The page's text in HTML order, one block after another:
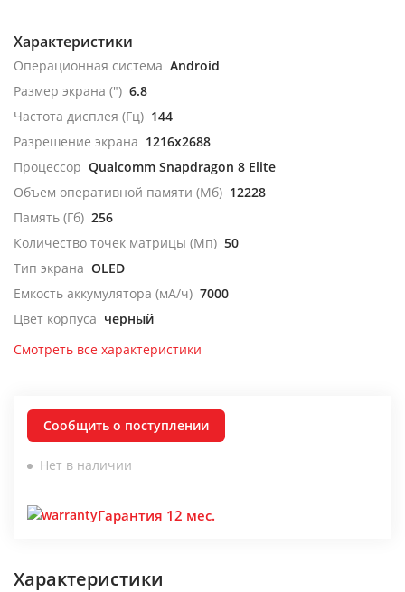
Характеристики
Операционная система Android
Размер экрана (") 6.8
Частота дисплея (Гц) 144
Разрешение экрана 1216x2688
Процессор Qualcomm Snapdragon 8 Elite
Объем оперативной памяти (Мб) 12228
Память (Гб) 256
Количество точек матрицы (Мп) 50
Тип экрана OLED
Емкость аккумулятора (мА/ч) 7000
Цвет корпуса черный
Смотреть все характеристики
Сообщить о поступлении
Нет в наличии
Гарантия 12 мес.
Характеристики